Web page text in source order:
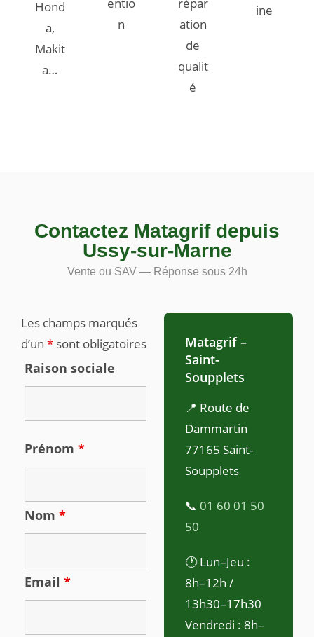
Hond
a,
Makit
a…
n
ation
de
qualit
é
ine
Contactez Matagrif depuis
Ussy-sur-Marne
Vente ou SAV — Réponse sous 24h
Les champs marqués
d’un * sont obligatoires
Raison sociale
Prénom *
Nom *
Email *
Matagrif –
Saint-
Soupplets
📍 Route de
Dammartin
77165 Saint-
Soupplets
📞 01 60 01 50
50
🕐 Lun–Jeu :
8h–12h /
13h30–17h30
Vendredi : 8h–